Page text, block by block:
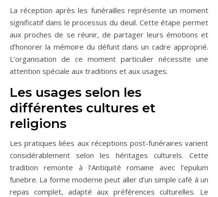
La réception après les funérailles représente un moment
significatif dans le processus du deuil. Cette étape permet
aux proches de se réunir, de partager leurs émotions et
d’honorer la mémoire du défunt dans un cadre approprié.
L’organisation de ce moment particulier nécessite une
attention spéciale aux traditions et aux usages.
Les usages selon les
différentes cultures et
religions
Les pratiques liées aux réceptions post-funéraires varient
considérablement selon les héritages culturels. Cette
tradition remonte à l’Antiquité romaine avec l’epulum
funebre. La forme moderne peut aller d’un simple café à un
repas complet, adapté aux préférences culturelles. Le